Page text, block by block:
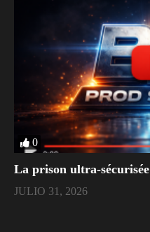
0
La prison ultra-sécurisée
JULIO 31, 2026